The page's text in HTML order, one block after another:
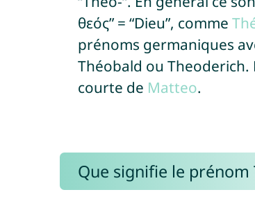
θεός” = “Dieu”, comme
prénoms germaniques
Théobald ou
courte de Matteo.
Que signifie le prénom